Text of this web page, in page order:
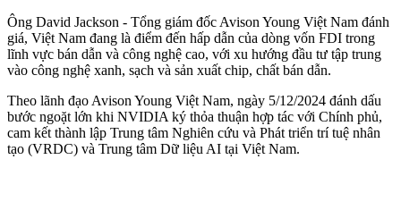
Ông David Jackson - Tổng giám đốc Avison Young Việt Nam đánh
giá, Việt Nam đang là điểm đến hấp dẫn của dòng vốn FDI trong
lĩnh vực bán dẫn và công nghệ cao, với xu hướng đầu tư tập trung
vào công nghệ xanh, sạch và sản xuất chip, chất bán dẫn.
Theo lãnh đạo Avison Young Việt Nam, ngày 5/12/2024 đánh dấu
bước ngoặt lớn khi NVIDIA ký thỏa thuận hợp tác với Chính phủ,
cam kết thành lập Trung tâm Nghiên cứu và Phát triển trí tuệ nhân
tạo (VRDC) và Trung tâm Dữ liệu AI tại Việt Nam.